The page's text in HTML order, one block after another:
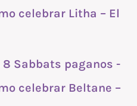
celebrar Litha – El
8 Sabbats paganos -
celebrar Beltane –